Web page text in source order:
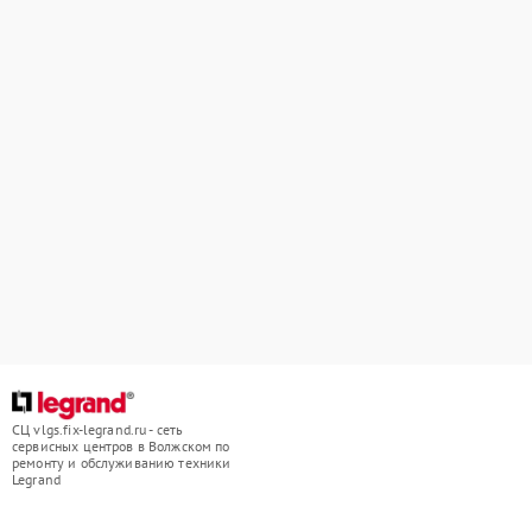
СЦ vlgs.fix-legrand.ru - сеть
сервисных центров в Волжском по
ремонту и обслуживанию техники
Legrand